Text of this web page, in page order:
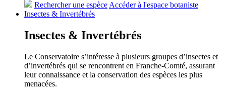
Rechercher une espèceAccéder à l'espace botaniste
Insectes & Invertébrés
Insectes & Invertébrés
Le Conservatoire s’intéresse à plusieurs groupes d’insectes et
d’invertébrés qui se rencontrent en Franche-Comté, assurant
leur connaissance et la conservation des espèces les plus
menacées.